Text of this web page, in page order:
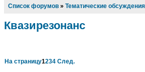
Список форумов » Тематические обсуждения
Квазирезонанс
На страницу1234 След.